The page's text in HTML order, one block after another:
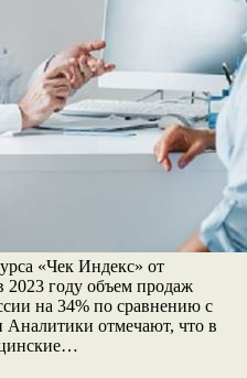
«Чек Индекс» от
году объем продаж
на 34% по сравнению с
Аналитики отмечают, что в